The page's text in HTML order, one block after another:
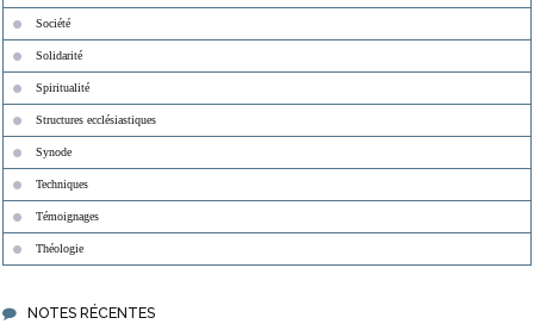
Société
Solidarité
Spiritualité
Structures ecclésiastiques
Synode
Techniques
Témoignages
Théologie
NOTES RÉCENTES